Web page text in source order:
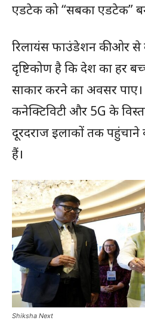
एडटेक को “सबका एडटेक”
रिलायंस फाउंडेशन की ओर से
दृष्टिकोण है कि देश का हर
साकार करने का अवसर
कनेक्टिविटी और 5G के
दूरदराज इलाकों तक पहुंचाने
हैं।
Shiksha Next